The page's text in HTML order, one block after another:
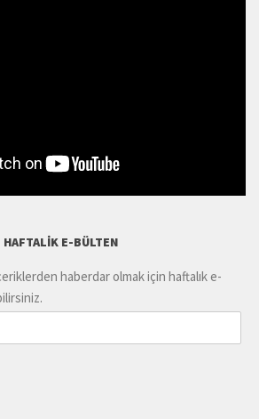
HAFTALIK E-BÜLTEN
haberdar olmak için haftalık e-